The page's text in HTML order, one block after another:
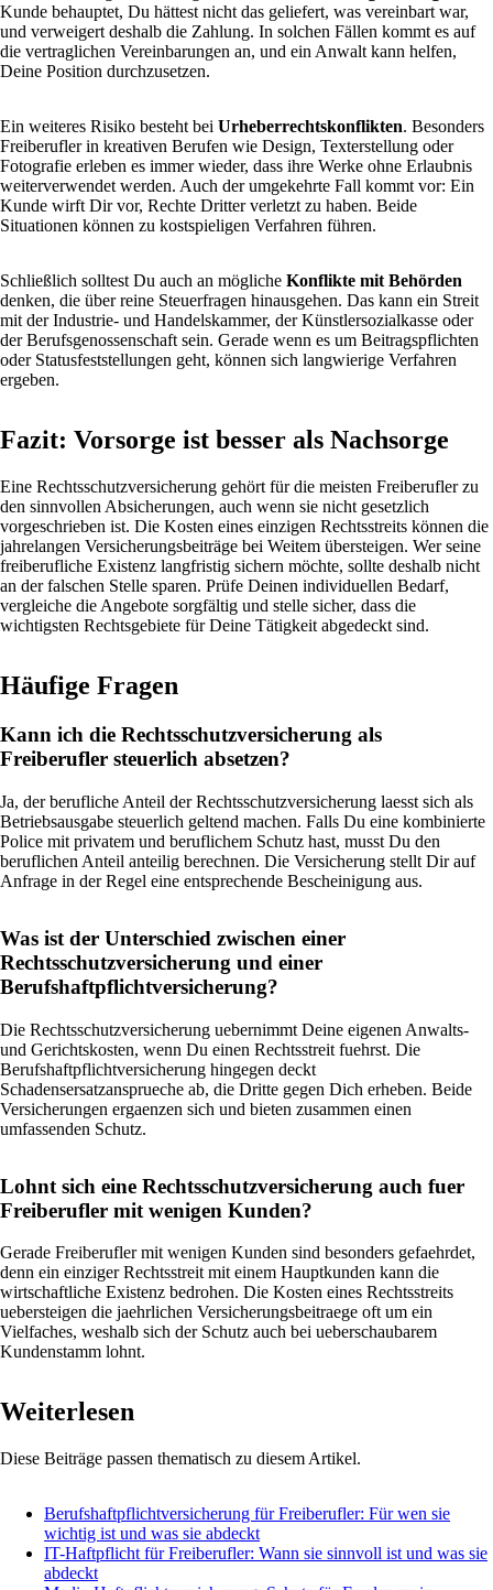
Kunde behauptet, Du hättest nicht das geliefert, was vereinbart war,
und verweigert deshalb die Zahlung. In solchen Fällen kommt es auf
die vertraglichen Vereinbarungen an, und ein Anwalt kann helfen,
Deine Position durchzusetzen.
Ein weiteres Risiko besteht bei Urheberrechtskonflikten. Besonders
Freiberufler in kreativen Berufen wie Design, Texterstellung oder
Fotografie erleben es immer wieder, dass ihre Werke ohne Erlaubnis
weiterverwendet werden. Auch der umgekehrte Fall kommt vor: Ein
Kunde wirft Dir vor, Rechte Dritter verletzt zu haben. Beide
Situationen können zu kostspieligen Verfahren führen.
Schließlich solltest Du auch an mögliche Konflikte mit Behörden
denken, die über reine Steuerfragen hinausgehen. Das kann ein Streit
mit der Industrie- und Handelskammer, der Künstlersozialkasse oder
der Berufsgenossenschaft sein. Gerade wenn es um Beitragspflichten
oder Statusfeststellungen geht, können sich langwierige Verfahren
ergeben.
Fazit: Vorsorge ist besser als Nachsorge
Eine Rechtsschutzversicherung gehört für die meisten Freiberufler zu
den sinnvollen Absicherungen, auch wenn sie nicht gesetzlich
vorgeschrieben ist. Die Kosten eines einzigen Rechtsstreits können die
jahrelangen Versicherungsbeiträge bei Weitem übersteigen. Wer seine
freiberufliche Existenz langfristig sichern möchte, sollte deshalb nicht
an der falschen Stelle sparen. Prüfe Deinen individuellen Bedarf,
vergleiche die Angebote sorgfältig und stelle sicher, dass die
wichtigsten Rechtsgebiete für Deine Tätigkeit abgedeckt sind.
Häufige Fragen
Kann ich die Rechtsschutzversicherung als
Freiberufler steuerlich absetzen?
Ja, der berufliche Anteil der Rechtsschutzversicherung laesst sich als
Betriebsausgabe steuerlich geltend machen. Falls Du eine kombinierte
Police mit privatem und beruflichem Schutz hast, musst Du den
beruflichen Anteil anteilig berechnen. Die Versicherung stellt Dir auf
Anfrage in der Regel eine entsprechende Bescheinigung aus.
Was ist der Unterschied zwischen einer
Rechtsschutzversicherung und einer
Berufshaftpflichtversicherung?
Die Rechtsschutzversicherung uebernimmt Deine eigenen Anwalts-
und Gerichtskosten, wenn Du einen Rechtsstreit fuehrst. Die
Berufshaftpflichtversicherung hingegen deckt
Schadensersatzansprueche ab, die Dritte gegen Dich erheben. Beide
Versicherungen ergaenzen sich und bieten zusammen einen
umfassenden Schutz.
Lohnt sich eine Rechtsschutzversicherung auch fuer
Freiberufler mit wenigen Kunden?
Gerade Freiberufler mit wenigen Kunden sind besonders gefaehrdet,
denn ein einziger Rechtsstreit mit einem Hauptkunden kann die
wirtschaftliche Existenz bedrohen. Die Kosten eines Rechtsstreits
uebersteigen die jaehrlichen Versicherungsbeitraege oft um ein
Vielfaches, weshalb sich der Schutz auch bei ueberschaubarem
Kundenstamm lohnt.
Weiterlesen
Diese Beiträge passen thematisch zu diesem Artikel.
Berufshaftpflichtversicherung für Freiberufler: Für wen sie
wichtig ist und was sie abdeckt
IT-Haftpflicht für Freiberufler: Wann sie sinnvoll ist und was sie
abdeckt